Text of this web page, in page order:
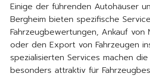
Einige der führenden Autohäuser
Bergheim bieten spezifische
Fahrzeugbewertungen, Ankauf von
oder den Export von Fahrzeugen
spezialisierten Services machen die
besonders attraktiv für